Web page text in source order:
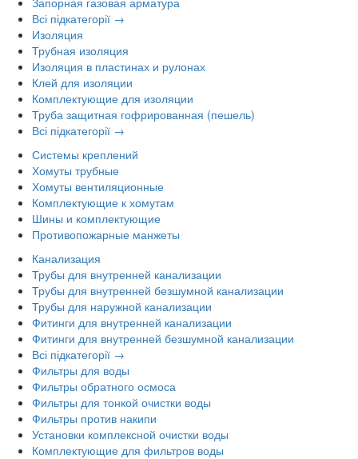
Всі підкатегорії →
Изоляция
Трубная изоляция
Изоляция в пластинах и рулонах
Клей для изоляции
Комплектующие для изоляции
Труба защитная гофрированная (пешель)
Всі підкатегорії →
Системы креплений
Хомуты трубные
Хомуты вентиляционные
Комплектующие к хомутам
Шины и комплектующие
Противопожарные манжеты
Канализация
Трубы для внутренней канализации
Трубы для внутренней безшумной канализации
Трубы для наружной канализации
Фитинги для внутренней канализации
Фитинги для внутренней безшумной канализации
Всі підкатегорії →
Фильтры для воды
Фильтры обратного осмоса
Фильтры для тонкой очистки воды
Фильтры против накипи
Установки комплексной очистки воды
Комплектующие для фильтров воды